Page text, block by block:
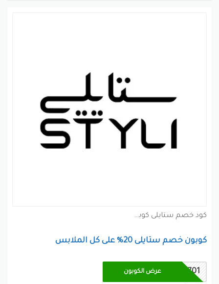
كود خصم ستايلى كوبون
كوبون خصم ستايلى 20% على كل الملابس
IT701 عرض الكوبون